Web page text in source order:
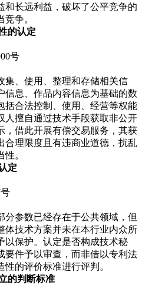
和长远利益，破坏了公平竞争的
争。
的认定
号
、使用、整理和存储相关信
信息、作品内容信息为基础的数
括合法控制、使用、经营等权能
人擅自通过技术手段获取非公开
，借此开展有偿交易服务，其获
合理限度且有违商业道德，扰乱
。
定
参数已经存在于公共领域，但
体技术方案并未在本行业内众所
以保护。认定是否构成技术秘
要件予以审查，而非借以专利法
的评价标准进行评判。
的判断标准